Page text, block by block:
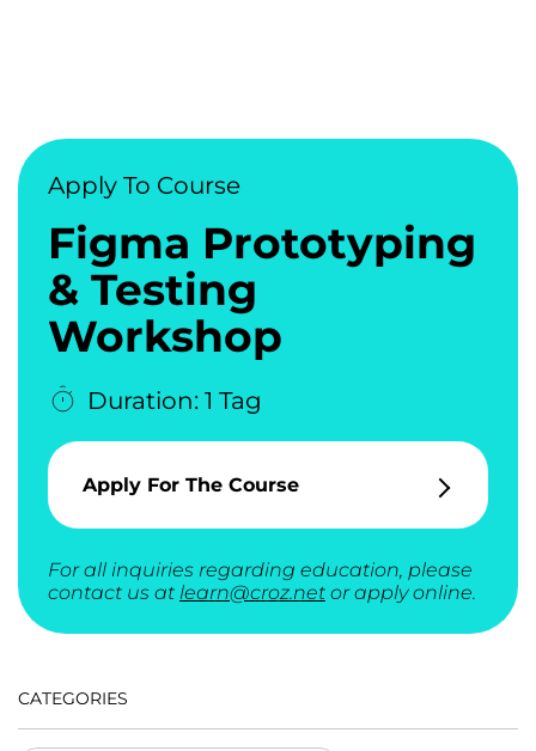
Apply To Course
Figma Prototyping
& Testing
Workshop
Duration: 1 Tag
Apply For The Course
For all inquiries regarding education, please
contact us at learn@croz.net or apply online.
CATEGORIES